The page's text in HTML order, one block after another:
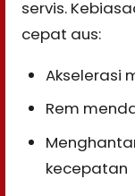
servis.
cepat aus:
Akselerasi
Rem
kecepatan